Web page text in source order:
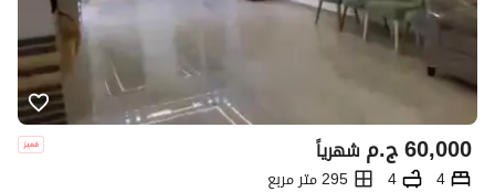
ج.م60,000 شهرياً
4
4
295 متر مربع